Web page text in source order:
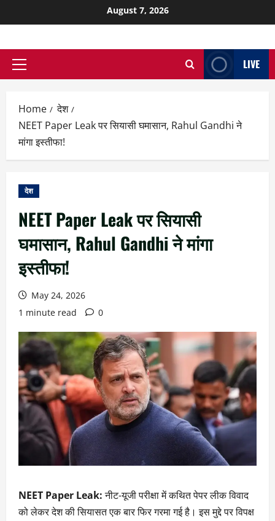
August 7, 2026
LIVE
Home
देश
NEET Paper Leak पर सियासी घमासान, Rahul Gandhi ने
मांगा इस्तीफा!
देश
NEET Paper Leak पर सियासी
घमासान, Rahul Gandhi ने मांगा
इस्तीफा!
May 24, 2026
1 minute read
0
NEET Paper Leak:नीट-यूजी परीक्षा में कथित पेपर लीक विवाद
को लेकर देश की सियासत एक बार फिर गरमा गई है। इस मुद्दे पर विपक्ष